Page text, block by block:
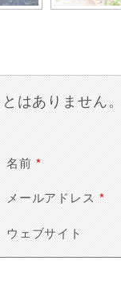
はありません
名前*
メールアドレス*
ウェブサイト